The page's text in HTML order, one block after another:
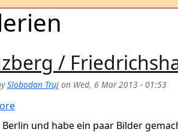
/
Slobodan Trujon Wed, 6 Mar 2013 - 01:53
about Berlin Kreuzberg /
und habe ein paar Bilder